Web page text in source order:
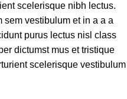
scelerisque nibh lectus.
vestibulum et in a a a
purus lectus nisl class
dictumst mus et tristique
scelerisque vestibulum